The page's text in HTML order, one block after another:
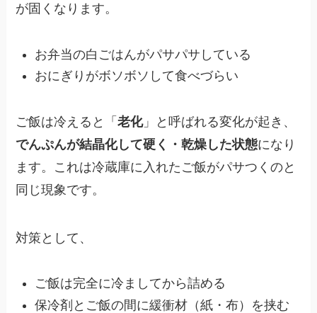
が固くなります。
お弁当の白ごはんがパサパサしている
おにぎりがボソボソして食べづらい
ご飯は冷えると「老化」と呼ばれる変化が起き、
でんぷんが結晶化して硬く・乾燥した状態になり
ます。これは冷蔵庫に入れたご飯がパサつくのと
同じ現象です。
対策として、
ご飯は完全に冷ましてから詰める
保冷剤とご飯の間に緩衝材（紙・布）を挟む